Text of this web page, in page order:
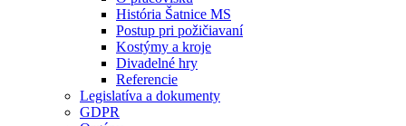
História Šatnice MS
Postup pri požičiavaní
Kostýmy a kroje
Divadelné hry
Referencie
Legislatíva a dokumenty
GDPR